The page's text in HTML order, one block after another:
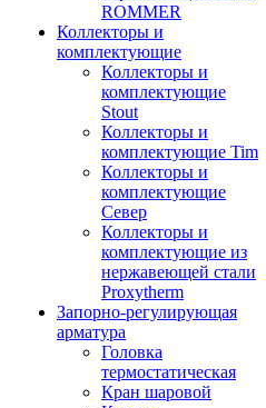
ROMMER
Коллекторы и
комплектующие
Коллекторы и
комплектующие
Stout
Коллекторы и
комплектующие Tim
Коллекторы и
комплектующие
Север
Коллекторы и
комплектующие из
нержавеющей стали
Proxytherm
Запорно-регулирующая
арматура
Головка
термостатическая
Кран шаровой